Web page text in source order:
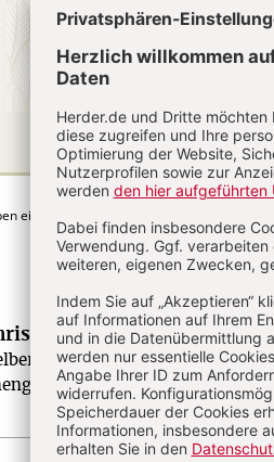
ein Abonnement?
Heidrich Dr. theol.,
Veröffentlichungen zu